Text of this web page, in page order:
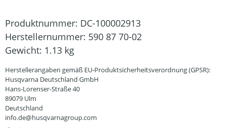
Produktnummer: DC-100002913
Herstellernummer: 590 87 70-02
Gewicht: 1.13 kg
Herstellerangaben gemäß EU-Produktsicherheitsverordnung (GPSR):
Husqvarna Deutschland GmbH
Hans-Lorenser-Straße 40
89079 Ulm
Deutschland
info.de@husqvarnagroup.com